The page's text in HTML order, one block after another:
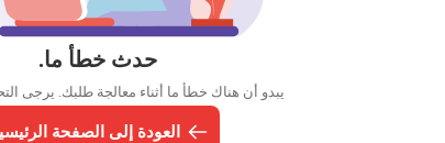
حدث خطأ ما.
يبدو أن هناك خطأ ما أثناء معالجة طلبك. يرجى
العودة إلى الصفحة